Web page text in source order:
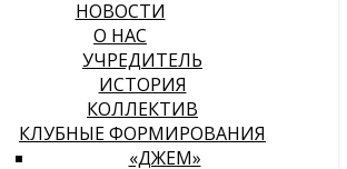
НОВОСТИ
О НАС
УЧРЕДИТЕЛЬ
ИСТОРИЯ
КОЛЛЕКТИВ
КЛУБНЫЕ ФОРМИРОВАНИЯ
«ДЖЕМ»